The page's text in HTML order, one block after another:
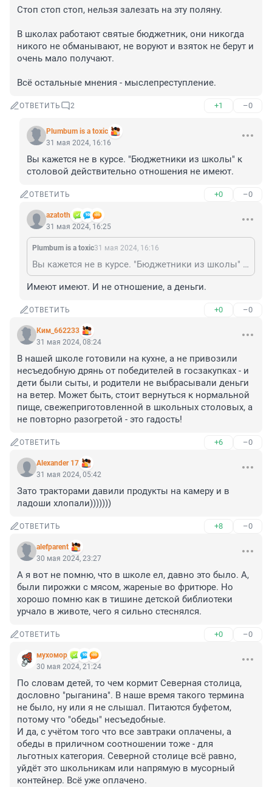
Стоп стоп стоп, нельзя залезать на эту поляну.
В школах работают святые бюджетник, они никогда
никого не обманывают, не воруют и взяток не берут и
очень мало получают.
Всё остальные мнения - мыслепреступление.
ОТВЕТИТЬ 2 +1 –0
Plumbum is a toxic
31 мая 2024, 16:16
Вы кажется не в курсе. "Бюджетники из школы" к
столовой действительно отношения не имеют.
ОТВЕТИТЬ +0 –0
azatoth
31 мая 2024, 16:25
Plumbum is a toxic31 мая 2024, 16:16
Вы кажется не в курсе. "Бюджетники из школы" к столовой действительно отношения не имеют.
Имеют имеют. И не отношение, а деньги.
ОТВЕТИТЬ +0 –0
Ким_662233
31 мая 2024, 08:24
В нашей школе готовили на кухне, а не привозили
несъедобную дрянь от победителей в госзакупках - и
дети были сыты, и родители не выбрасывали деньги
на ветер. Может быть, стоит вернуться к нормальной
пище, свежеприготовленной в школьных столовых, а
не повторно разогретой - это гадость!
ОТВЕТИТЬ +6 –0
Alexander 17
31 мая 2024, 05:42
Зато тракторами давили продукты на камеру и в
ладоши хлопали)))))))
ОТВЕТИТЬ +8 –0
alefparent
30 мая 2024, 23:27
А я вот не помню, что в школе ел, давно это было. А,
были пирожки с мясом, жареные во фритюре. Но
хорошо помню как в тишине детской библиотеки
урчало в животе, чего я сильно стеснялся.
ОТВЕТИТЬ +0 –0
мухомор
30 мая 2024, 21:24
По словам детей, то чем кормит Северная столица,
дословно "рыганина". В наше время такого термина
не было, ну или я не слышал. Питаются буфетом,
потому что "обеды" несъедобные.
И да, с учётом того что все завтраки оплачены, а
обеды в приличном соотношении тоже - для
льготных категория. Северной столице всё равно,
уйдёт это школьникам или напрямую в мусорный
контейнер. Всё уже оплачено.